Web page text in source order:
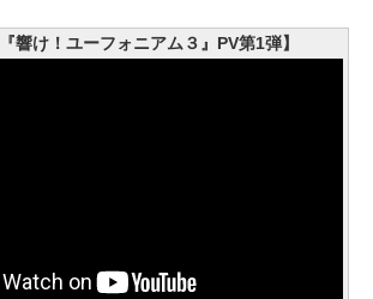
響け！ユーフォニアム３』PV第1弾】